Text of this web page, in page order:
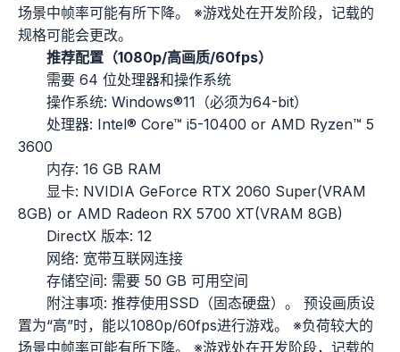
场景中帧率可能有所下降。 ※游戏处在开发阶段，记载的
规格可能会更改。
推荐配置（1080p/高画质/60fps）
需要 64 位处理器和操作系统
操作系统: Windows®11（必须为64-bit）
处理器: Intel® Core™ i5-10400 or AMD Ryzen™ 5
3600
内存: 16 GB RAM
显卡: NVIDIA GeForce RTX 2060 Super(VRAM
8GB) or AMD Radeon RX 5700 XT(VRAM 8GB)
DirectX 版本: 12
网络: 宽带互联网连接
存储空间: 需要 50 GB 可用空间
附注事项: 推荐使用SSD（固态硬盘）。 预设画质设
置为“高”时，能以1080p/60fps进行游戏。 ※负荷较大的
场景中帧率可能有所下降。 ※游戏处在开发阶段，记载的